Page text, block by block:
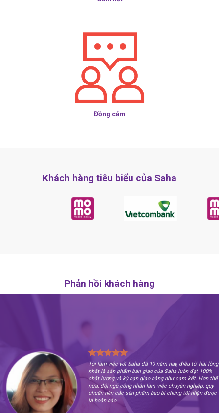
Đồng cảm
Khách hàng tiêu biểu của Saha
Phản hồi khách hàng
Tôi làm việc với Saha đã 10 năm nay, điều tôi hài lòng
nhất là sản phẩm bàn giao của Saha luôn đạt 100%
chất lượng và kỳ hạn giao hàng như cam kết. Hơn thế
nữa, đội ngũ công nhân làm việc chuyên nghiệp, quy
chuẩn nên các sản phẩm bao bì chúng tôi nhận được
là hoàn hảo.